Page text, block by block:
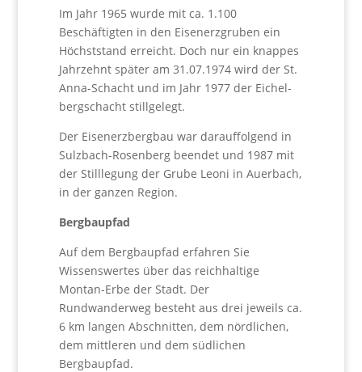
Im Jahr 1965 wurde mit ca. 1.100
Beschäftigten in den Eisenerzgruben ein
Höchststand erreicht. Doch nur ein knappes
Jahrzehnt später am 31.07.1974 wird der St.
Anna-Schacht und im Jahr 1977 der Eichel­
bergschacht stillgelegt.
Der Eisenerzbergbau war darauffolgend in
Sulzbach-Ro­senberg beendet und 1987 mit
der Stilllegung der Grube Leoni in Auerbach,
in der ganzen Region.
Bergbaupfad
Auf dem Bergbaupfad erfahren Sie
Wissenswertes über das reichhaltige
Montan-Erbe der Stadt. Der
Rundwanderweg besteht aus drei jeweils ca.
6 km langen Abschnitten, dem nördlichen,
dem mittleren und dem südlichen
Bergbaupfad.